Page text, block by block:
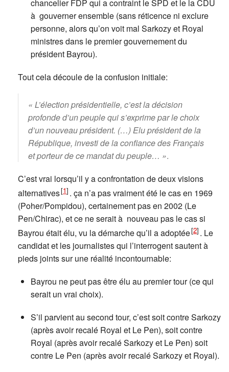
chancelier FDP qui a contraint le SPD et le la CDU
à gouverner ensemble (sans réticence ni exclure
personne, alors qu’on voit mal Sarkozy et Royal
ministres dans le premier gouvernement du
président Bayrou).
Tout cela découle de la confusion initiale:
« L’élection présidentielle, c’est la décision
profonde d’un peuple qui s’exprime par le choix
d’un nouveau président. (…) Elu président de la
République, investi de la confiance des Français
et porteur de ce mandat du peuple… ».
C’est vrai lorsqu’il y a confrontation de deux visions
alternatives[1] . ça n’a pas vraiment été le cas en 1969
(Poher/Pompidou), certainement pas en 2002 (Le
Pen/Chirac), et ce ne serait à nouveau pas le cas si
Bayrou était élu, vu la démarche qu’il a adoptée[2] . Le
candidat et les journalistes qui l’interrogent sautent à
pieds joints sur une réalité incontournable:
Bayrou ne peut pas être élu au premier tour (ce qui
serait un vrai choix).
S’il parvient au second tour, c’est soit contre Sarkozy
(après avoir recalé Royal et Le Pen), soit contre
Royal (après avoir recalé Sarkozy et Le Pen) soit
contre Le Pen (après avoir recalé Sarkozy et Royal).